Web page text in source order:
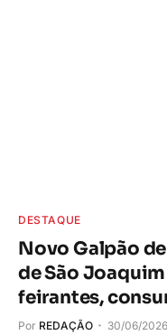
DESTAQUE
Novo Galpão
de São
feirantes,
Por REDAÇÃO 30/06/2026